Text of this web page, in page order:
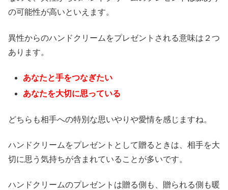
の可能性が高いといえます。
異性からのハンドクリームをプレゼントされる意味は２つ
あります。
あなたと手をつなぎたい
あなたを大切に思っている
どちらも相手への特別な思いやりや愛情を感じますね。
ハンドクリームをプレゼントとして贈るときは、相手を大
切に思う気持ちが含まれていることが多いです。
ハンドクリームのプレゼントは贈る側も、贈られる側も暖